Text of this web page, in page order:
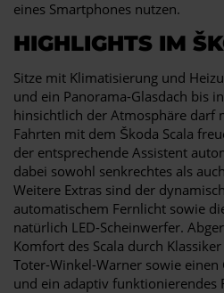
eines Smartphones nutzen.
HIGHLIGHTS IM
Sitze mit Klimatisierung und
und ein Panorama-Glasdach bis
hinsichtlich der Atmosphäre darf
Fahrten mit dem Škoda Scala
der entsprechende Assistent
dabei sowohl senkrechtes als
Weitere Extras sind der
automatischem Fernlicht sowie
natürlich LED-Scheinwerfer.
Komfort des Scala durch
Toter-Winkel-Warner sowie
und ein adaptiv funktionierendes